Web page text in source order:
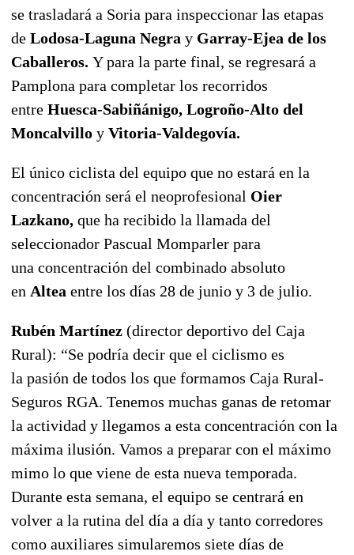
se trasladará a Soria para inspeccionar las etapas
de Lodosa-Laguna Negra y Garray-Ejea de los
Caballeros. Y para la parte final, se regresará a
Pamplona para completar los recorridos
entre Huesca-Sabiñánigo, Logroño-Alto del
Moncalvillo y Vitoria-Valdegovía.
El único ciclista del equipo que no estará en la
concentración será el neoprofesional Oier
Lazkano, que ha recibido la llamada del
seleccionador Pascual Momparler para
una concentración del combinado absoluto
en Altea entre los días 28 de junio y 3 de julio.
Rubén Martínez (director deportivo del Caja
Rural): “Se podría decir que el ciclismo es
la pasión de todos los que formamos Caja Rural-
Seguros RGA. Tenemos muchas ganas de retomar
la actividad y llegamos a esta concentración con la
máxima ilusión. Vamos a preparar con el máximo
mimo lo que viene de esta nueva temporada.
Durante esta semana, el equipo se centrará en
volver a la rutina del día a día y tanto corredores
como auxiliares simularemos siete días de